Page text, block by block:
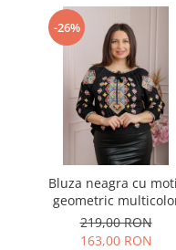
-26%
Bluza neagra cu
geometric
Iuliana
219,00 RON
163,00 RON